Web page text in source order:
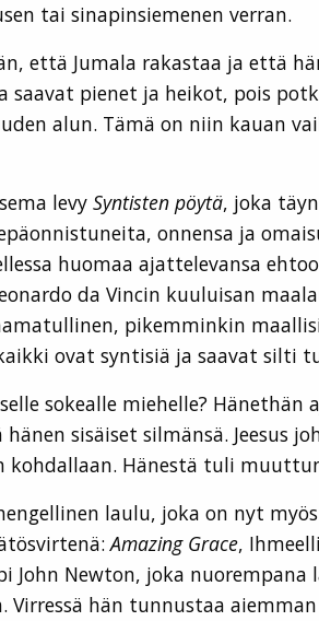
tai sinapinsiemenen verran.
että Jumala rakastaa ja että
saavat pienet ja heikot, pois
alun. Tämä on niin kauan
levy Syntisten pöytä, joka
onnensa ja
huomaa ajattelevansa
da Vincin kuuluisan
pikemminkin
ovat syntisiä ja saavat silti
sokealle miehelle? Hänethän
sisäiset silmänsä. Jeesus
kohdallaan. Hänestä tuli
laulu, joka on nyt
Amazing Grace,
Newton, joka nuorempana
hän tunnustaa